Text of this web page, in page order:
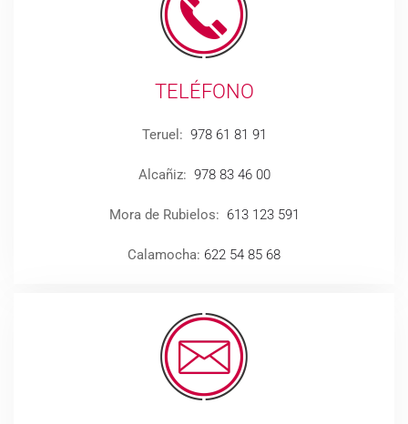
TELÉFONO
Teruel: 978 61 81 91
Alcañiz: 978 83 46 00
Mora de Rubielos: 613 123 591
Calamocha: 622 54 85 68